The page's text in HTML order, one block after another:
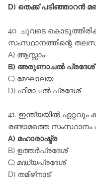
D) തെക്ക്‌
40. ചുവടെ
സംസ്ഥാനത്തിന്റെ
A) ആസ്സാം
B) അരുണാചൽ പ്രദേശ്‌
C) മേഘാലയ
D) ഹിമാചൽ പ്രദേശ്‌
41. ഇന്ത്യയിൽ
രണ്ടാമത്തെ സംസ്ഥാനം
A) മഹാരാഷ്ട്ര
B) ഉത്തർപ്രദേശ്‌
C) മദ്ധ്യപ്രദേശ്‌
D) തമിഴ്‌നാട്‌